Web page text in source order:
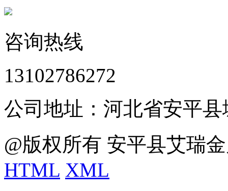
咨询热线
13102786272
公司地址：河北省安平
@版权所有 安平县艾瑞
HTML XML